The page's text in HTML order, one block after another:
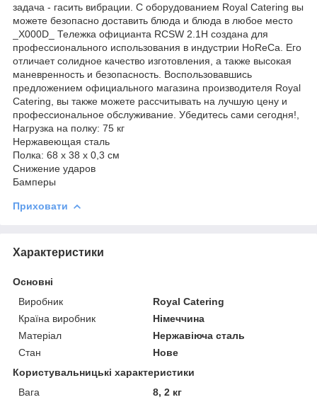
задача - гасить вибрации. С оборудованием Royal Catering вы
можете безопасно доставить блюда и блюда в любое место
_X000D_ Тележка официанта RCSW 2.1H создана для
профессионального использования в индустрии HoReCa. Его
отличает солидное качество изготовления, а также высокая
маневренность и безопасность. Воспользовавшись
предложением официального магазина производителя Royal
Catering, вы также можете рассчитывать на лучшую цену и
профессиональное обслуживание. Убедитесь сами сегодня!,
Нагрузка на полку: 75 кг
Нержавеющая сталь
Полка: 68 x 38 x 0,3 см
Снижение ударов
Бамперы
Приховати
Характеристики
Основні
Виробник
Royal Catering
Країна виробник
Німеччина
Матеріал
Нержавіюча сталь
Стан
Нове
Користувальницькі характеристики
Вага
8, 2 кг